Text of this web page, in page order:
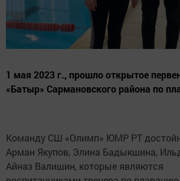
1 мая 2023 г., прошло открытое
«Батыр» Сармановского района по
Команду СШ «Олимп» ЮМР РТ
Арман Якупов, Элина Бадыкшина,
Айназ Валишин, которые являются